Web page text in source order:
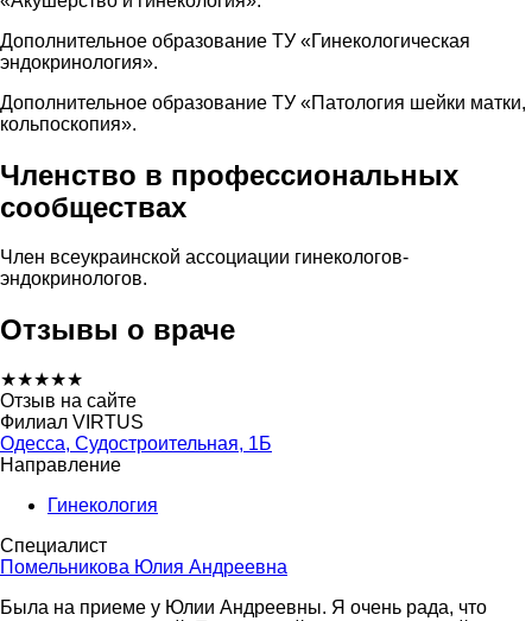
Дополнительное образование ТУ «Гинекологическая
эндокринология».
Дополнительное образование ТУ «Патология шейки матки,
кольпоскопия».
Членство в профессиональных
сообществах
Член всеукраинской ассоциации гинекологов-
эндокринологов.
Отзывы о враче
★★★★★
Отзыв на сайте
Филиал VIRTUS
Одесса, Судостроительная, 1Б
Направление
Гинекология
Специалист
Помельникова Юлия Андреевна
Была на приеме у Юлии Андреевны. Я очень рада, что